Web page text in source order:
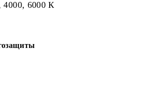
4000, 6000 К